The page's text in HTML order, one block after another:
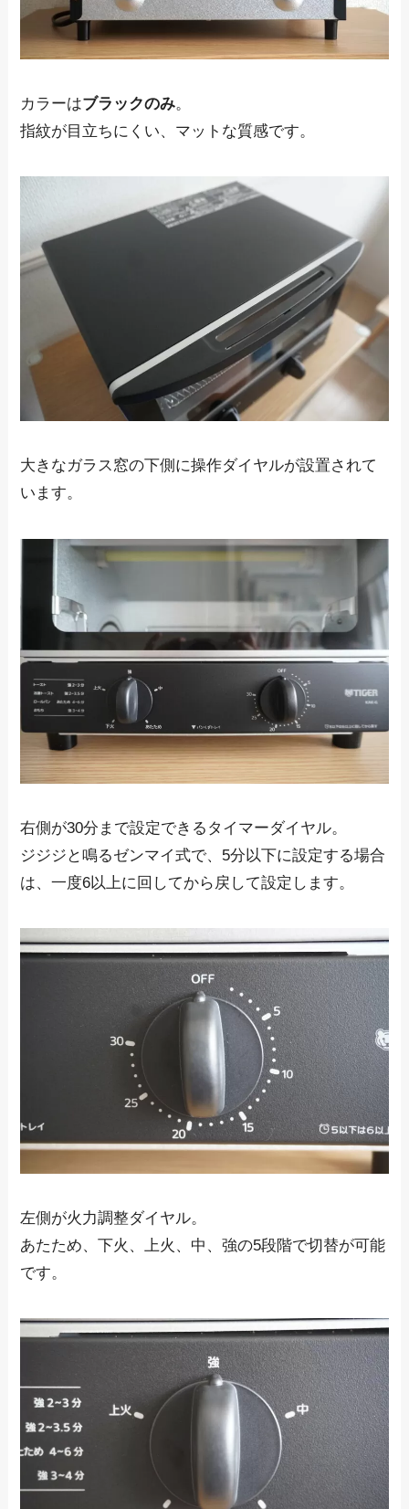
カラーはブラックのみ。
指紋が目立ちにくい、マットな質感です。
大きなガラス窓の下側に操作ダイヤルが設置されて
います。
右側が30分まで設定できるタイマーダイヤル。
ジジジと鳴るゼンマイ式で、5分以下に設定する場合
は、一度6以上に回してから戻して設定します。
左側が火力調整ダイヤル。
あたため、下火、上火、中、強の5段階で切替が可能
です。